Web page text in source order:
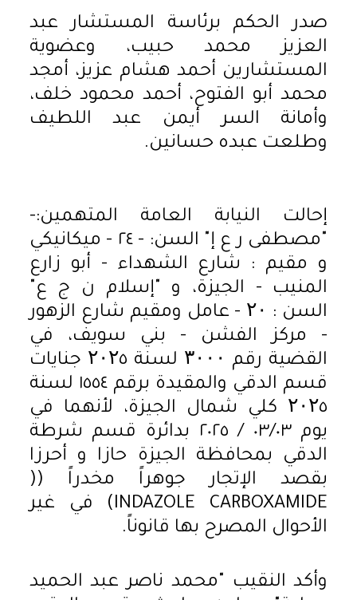
صدر الحكم برئاسة المستشار عبد
العزيز محمد حبيب، وعضوية
المستشارين أحمد هشام عزيز، أمجد
محمد أبو الفتوح، أحمد محمود خلف،
وأمانة السر أيمن عبد اللطيف
وطلعت عبده حسانين.
إحالت النيابة العامة المتهمين:-
"مصطفى ر ع إ" السن: - ٢٤ - ميكانيكي
و مقيم : شارع الشهداء - أبو زارع
المنيب - الجيزة، و "إسلام ن ج ع"
السن : ۲۰ - عامل ومقيم شارع الزهور
- مركز الفشن - بني سويف، في
القضية رقم ۳۰۰۰ لسنة ۲۰۲٥ جنايات
قسم الدقي والمقيدة برقم ١٥٥٤ لسنة
۲۰۲٥ كلي شمال الجيزة، لأنهما في
يوم ٠٣/٠٣ / ٢٠٢٥ بدائرة قسم شرطة
الدقي بمحافظة الجيزة حازا و أحرزا
بقصد الإتجار جوهراً مخدراً ((
INDAZOLE CARBOXAMIDE) في غير
الأحوال المصرح بها قانوناً.
وأكد النقيب "محمد ناصر عبد الحميد